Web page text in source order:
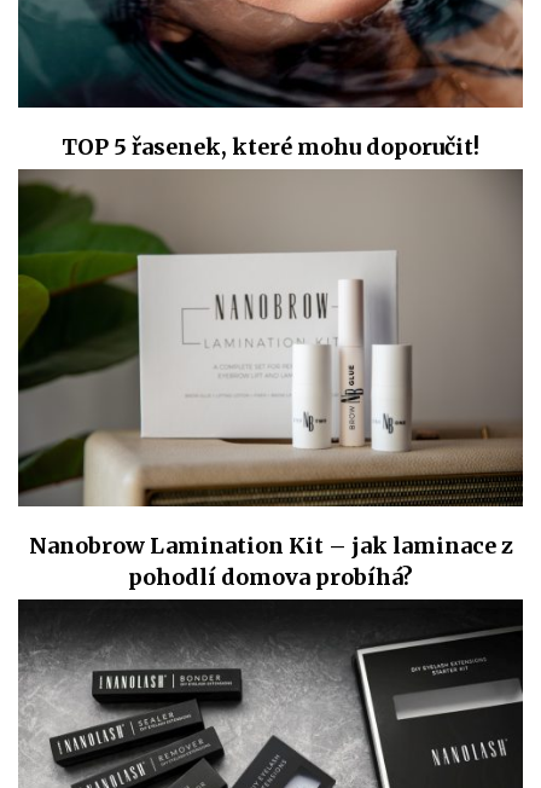
TOP 5 řasenek, které mohu doporučit!
Nanobrow Lamination Kit – jak laminace z
pohodlí domova probíhá?